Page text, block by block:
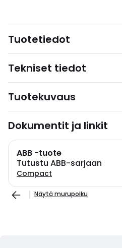
Tuotetiedot
Tekniset tiedot
Tuotekuvaus
Dokumentit ja linkit
ABB -tuote
Tutustu ABB-sarjaan
Compact
Näytä murupolku